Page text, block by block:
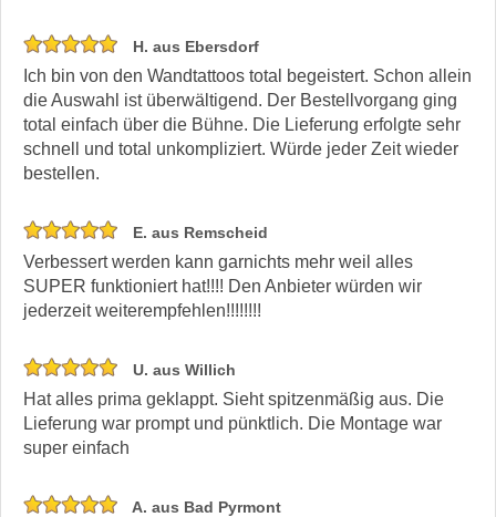
H. aus Ebersdorf
Ich bin von den Wandtattoos total begeistert. Schon allein
die Auswahl ist überwältigend. Der Bestellvorgang ging
total einfach über die Bühne. Die Lieferung erfolgte sehr
schnell und total unkompliziert. Würde jeder Zeit wieder
bestellen.
E. aus Remscheid
Verbessert werden kann garnichts mehr weil alles
SUPER funktioniert hat!!!! Den Anbieter würden wir
jederzeit weiterempfehlen!!!!!!!!
U. aus Willich
Hat alles prima geklappt. Sieht spitzenmäßig aus. Die
Lieferung war prompt und pünktlich. Die Montage war
super einfach
A. aus Bad Pyrmont